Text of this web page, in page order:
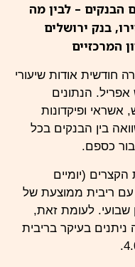
הבנקים – לבין מה
בנק ירושלים
המרכזיים
חודשית אודות שיעורי
הנתונים
אשראי ופיקדונות
בין הבנקים בכל
כספם.
(יומיים
עם ריבית ממוצעת של
יומי ו־3.31% לפיקדון שבועי. לעומת זאת,
בעיקר בריבית